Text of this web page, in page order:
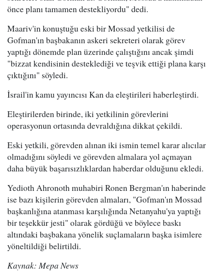
önce planı tamamen destekliyordu" dedi.
Maariv'in konuştuğu eski bir Mossad yetkilisi de
Gofman'ın başbakanın askeri sekreteri olarak görev
yaptığı dönemde plan üzerinde çalıştığını ancak şimdi
"bizzat kendisinin desteklediği ve teşvik ettiği plana karşı
çıktığını" söyledi.
İsrail'in kamu yayıncısı Kan da eleştirileri haberleştirdi.
Eleştirilerden birinde, iki yetkilinin görevlerini
operasyonun ortasında devraldığına dikkat çekildi.
Eski yetkili, görevden alınan iki ismin temel karar alıcılar
olmadığını söyledi ve görevden almalara yol açmayan
daha büyük başarısızlıklardan haberdar olduğunu ekledi.
Yedioth Ahronoth muhabiri Ronen Bergman'ın haberinde
ise bazı kişilerin görevden almaları, "Gofman'ın Mossad
başkanlığına atanması karşılığında Netanyahu'ya yaptığı
bir teşekkür jesti" olarak gördüğü ve böylece baskı
altındaki başbakana yönelik suçlamaların başka isimlere
yöneltildiği belirtildi.
Kaynak: Mepa News